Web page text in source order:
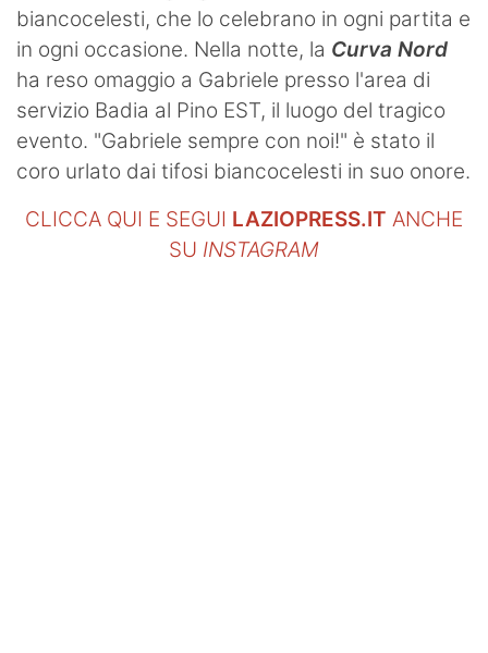
biancocelesti, che lo celebrano in ogni partita e
in ogni occasione. Nella notte, la Curva Nord
ha reso omaggio a Gabriele presso l'area di
servizio Badia al Pino EST, il luogo del tragico
evento. "Gabriele sempre con noi!" è stato il
coro urlato dai tifosi biancocelesti in suo onore.
CLICCA QUI E SEGUI LAZIOPRESS.IT ANCHE
SU INSTAGRAM